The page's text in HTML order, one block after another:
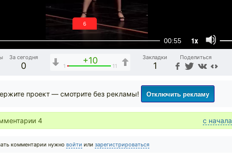
00:55 1x
6
За сегодня
0
+10
1 11
Закладки
1
Поделиться
проект — смотрите без рекламы! Отключить рекламу
4 с начала
комментарии нужно войти или зарегистрироваться